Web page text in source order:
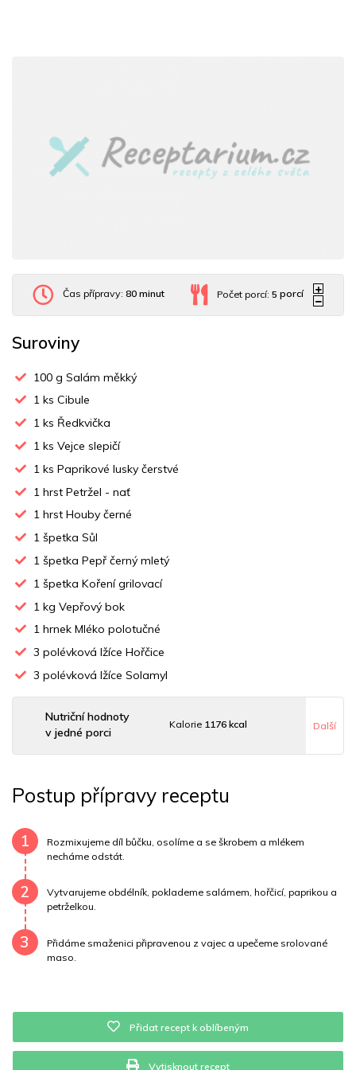
Čas přípravy: 80 minut Počet porcí:5 porcí
Suroviny
100 g Salám měkký
1 ks Cibule
1 ks Ředkvička
1 ks Vejce slepičí
1 ks Paprikové lusky čerstvé
1 hrst Petržel - nať
1 hrst Houby černé
1 špetka Sůl
1 špetka Pepř černý mletý
1 špetka Koření grilovací
1 kg Vepřový bok
1 hrnek Mléko polotučné
3 polévková lžíce Hořčice
3 polévková lžíce Solamyl
Nutriční hodnoty
v jedné porci
Kalorie 1176 kcal
Bílkoviny 28 g Uhlovodany5 g
Cholesterol 212.9 mg Draslík 521.4 mg
Vitamín B6
Vitamín C18.1 mg Vitamín E0.9 mg Vápník0 mg
Další
Postup přípravy receptu
1
Rozmixujeme díl bůčku, osolíme a se škrobem a mlékem
necháme odstát.
2
Vytvarujeme obdélník, poklademe salámem, hořčicí, paprikou a
petrželkou.
3
Přidáme smaženici připravenou z vajec a upečeme srolované
maso.
Přidat recept k oblíbeným
Vytisknout recept